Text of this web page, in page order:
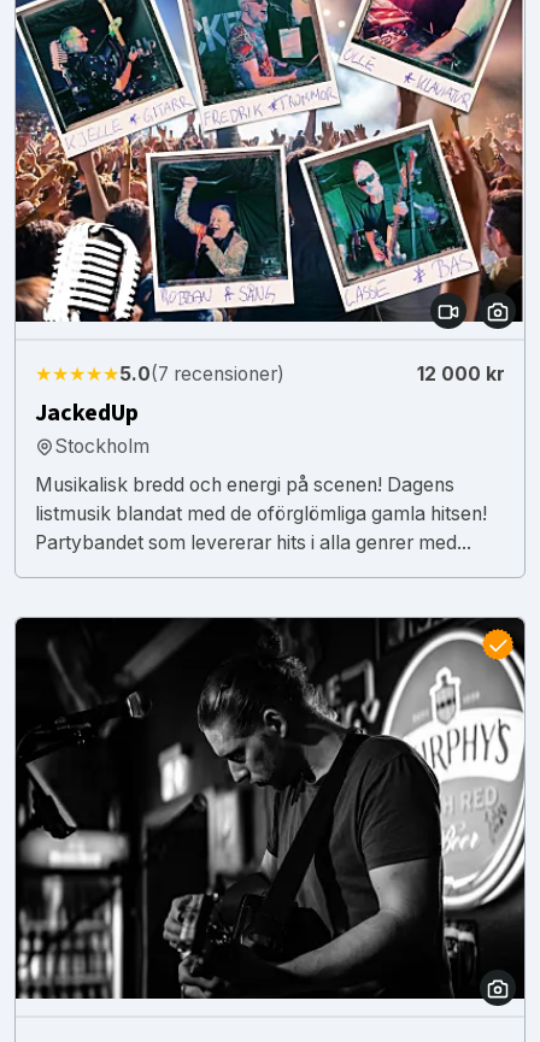
★★★★★5.0(7 recensioner) 12 000 kr
JackedUp
Stockholm
Musikalisk bredd och energi på scenen! Dagens
listmusik blandat med de oförglömliga gamla hitsen!
Partybandet som levererar hits i alla genrer med...